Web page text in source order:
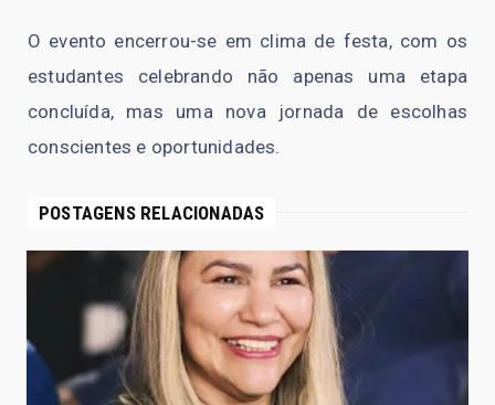
O evento encerrou-se em clima de festa, com os
estudantes celebrando não apenas uma etapa
concluída, mas uma nova jornada de escolhas
conscientes e oportunidades.
POSTAGENS RELACIONADAS